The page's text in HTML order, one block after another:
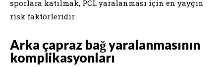
sporlara katılmak, PCL yaralanması için en yaygın
risk faktörleridir.
Arka çapraz bağ yaralanmasının
komplikasyonları